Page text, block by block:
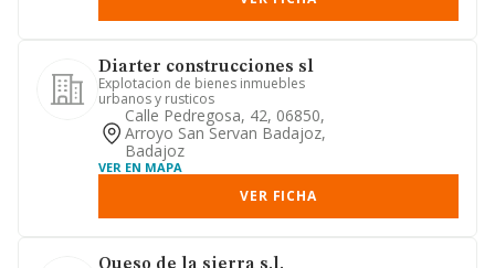
Diarter construcciones sl
Explotacion de bienes inmuebles
urbanos y rusticos
Calle Pedregosa, 42, 06850,
Arroyo San Servan Badajoz,
Badajoz
VER EN MAPA
VER FICHA